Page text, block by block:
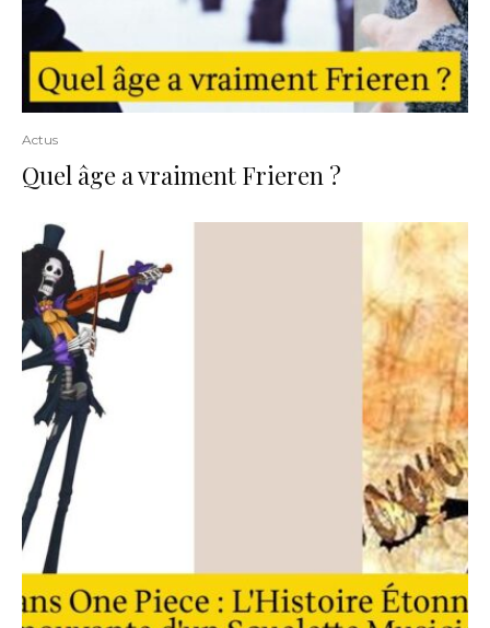
Actus
Quel âge a vraiment Frieren ?